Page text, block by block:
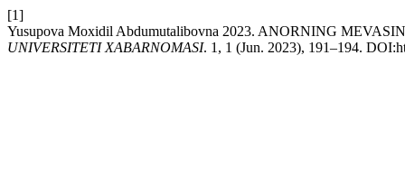
[1]
Yusupova Moxidil Abdumutalibovna 2023. ANORNING
UNIVERSITETI XABARNOMASI. 1, 1 (Jun. 2023), 191–194.